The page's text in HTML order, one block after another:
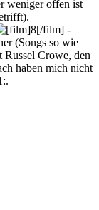
weniger offen ist
-
(Songs so wie
Russel Crowe, den
haben mich nicht
.